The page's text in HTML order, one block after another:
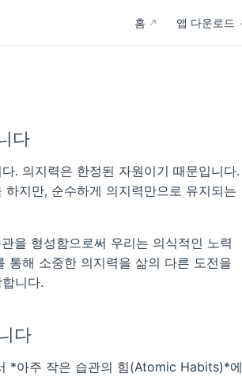
홈 앱 다운로드
다
. 의지력은 한정된 자원이기 때문입니다.
지만, 순수하게 의지력만으로 유지되는
을 형성함으로써 우리는 의식적인 노력
통해 소중한 의지력을 삶의 다른 도전을
니다.
다
*아주 작은 습관의 힘(Atomic Habits)*에